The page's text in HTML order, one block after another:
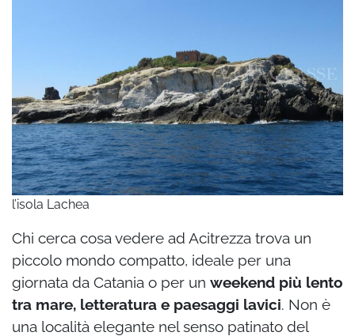
l’isola Lachea
Chi cerca cosa vedere ad Acitrezza trova un
piccolo mondo compatto, ideale per una
giornata da Catania o per un weekend più lento
tra mare, letteratura e paesaggi lavici. Non è
una località elegante nel senso patinato del